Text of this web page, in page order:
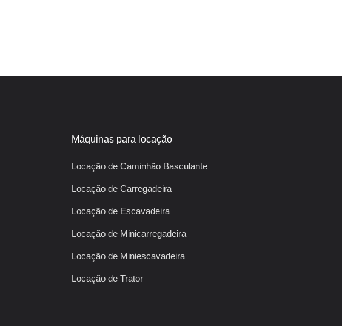
Máquinas para locação
Locação de Caminhão Basculante
Locação de Carregadeira
Locação de Escavadeira
Locação de Minicarregadeira
Locação de Miniescavadeira
Locação de Trator